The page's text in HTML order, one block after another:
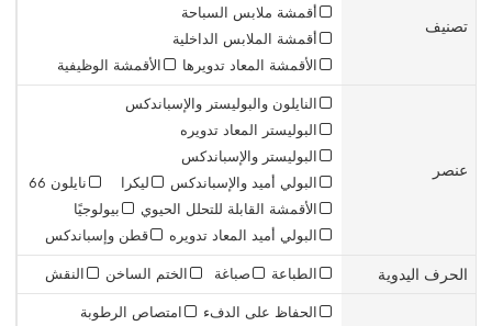
تصنيف
أقمشة ملابس السباحة
أقمشة الملابس الداخلية
الأقمشة المعاد تدويرها
الأقمشة الوظيفية
عنصر
النايلون والبوليستر والإسباندكس
البوليستر المعاد تدويره
البوليستر والإسباندكس
البولي أميد والإسباندكس
ليكرا
نايلون 66
الأقمشة القابلة للتحلل الحيوي
بيولوجيًا
البولي أميد المعاد تدويره
قطن وإسباندكس
الحرف اليدوية الطباعة صباغة الختم الساخن النقش
الحفاظ على الدفء
امتصاص الرطوبة